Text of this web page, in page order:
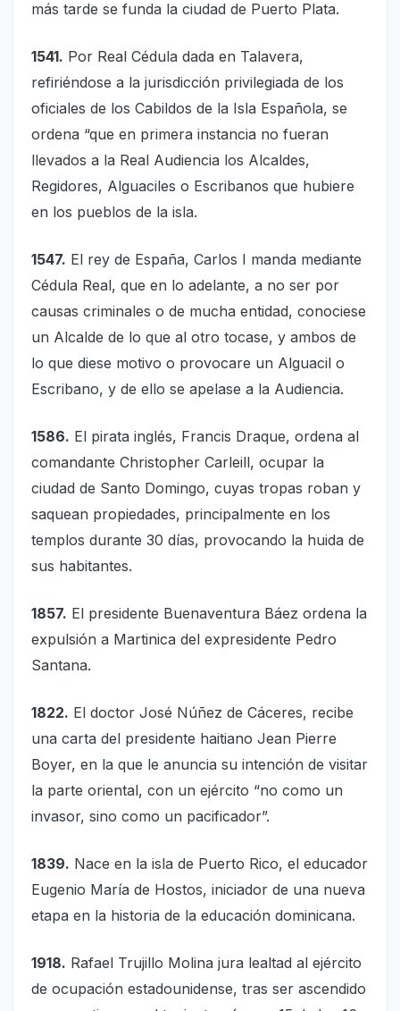
más tarde se funda la ciudad de Puerto Plata.
1541. Por Real Cédula dada en Talavera,
refiriéndose a la jurisdicción privilegiada de los
oficiales de los Cabildos de la Isla Española, se
ordena “que en primera instancia no fueran
llevados a la Real Audiencia los Alcaldes,
Regidores, Alguaciles o Escribanos que hubiere
en los pueblos de la isla.
1547. El rey de España, Carlos I manda mediante
Cédula Real, que en lo adelante, a no ser por
causas criminales o de mucha entidad, conociese
un Alcalde de lo que al otro tocase, y ambos de
lo que diese motivo o provocare un Alguacil o
Escribano, y de ello se apelase a la Audiencia.
1586. El pirata inglés, Francis Draque, ordena al
comandante Christopher Carleill, ocupar la
ciudad de Santo Domingo, cuyas tropas roban y
saquean propiedades, principalmente en los
templos durante 30 días, provocando la huida de
sus habitantes.
1857. El presidente Buenaventura Báez ordena la
expulsión a Martinica del expresidente Pedro
Santana.
1822. El doctor José Núñez de Cáceres, recibe
una carta del presidente haitiano Jean Pierre
Boyer, en la que le anuncia su intención de visitar
la parte oriental, con un ejército “no como un
invasor, sino como un pacificador”.
1839. Nace en la isla de Puerto Rico, el educador
Eugenio María de Hostos, iniciador de una nueva
etapa en la historia de la educación dominicana.
1918. Rafael Trujillo Molina jura lealtad al ejército
de ocupación estadounidense, tras ser ascendido